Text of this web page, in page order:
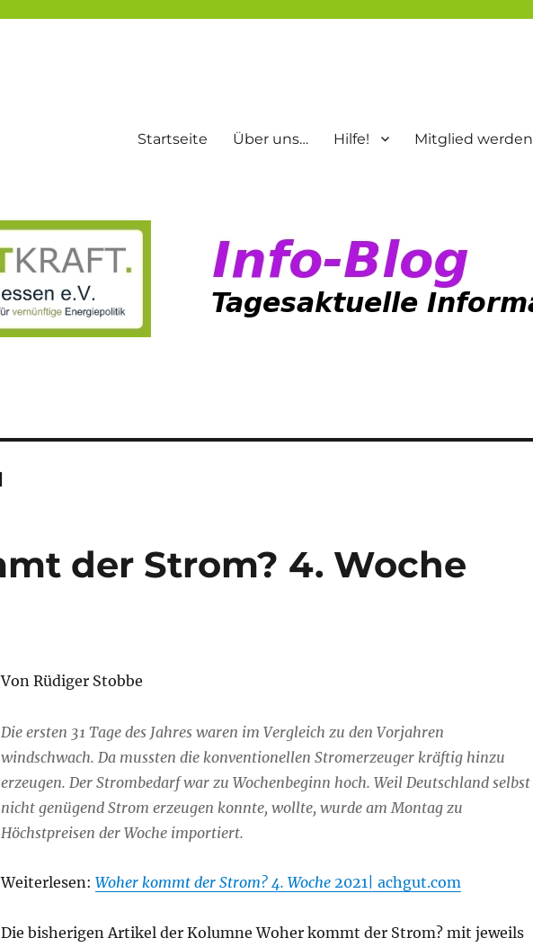
Startseite Über uns… Hilfe! Mitglied werden
der Strom? 4. Woche
Von Rüdiger Stobbe
Die ersten 31 Tage des Jahres waren im Vergleich zu den Vorjahren
windschwach. Da mussten die konventionellen Stromerzeuger kräftig hinzu
erzeugen. Der Strombedarf war zu Wochenbeginn hoch. Weil Deutschland selbst
nicht genügend Strom erzeugen konnte, wollte, wurde am Montag zu
Höchstpreisen der Woche importiert.
Weiterlesen: Woher kommt der Strom? 4. Woche2021| achgut.com
Die bisherigen Artikel der Kolumne Woher kommt der Strom? mit jeweils